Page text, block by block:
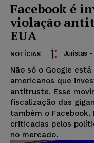
Facebook é
violação
EUA
NOTÍCIAS Juristas -
Não só o Google
americanos que
antitruste. Esse
fiscalização das
também o Facebook.
criticadas pelos
no mercado.